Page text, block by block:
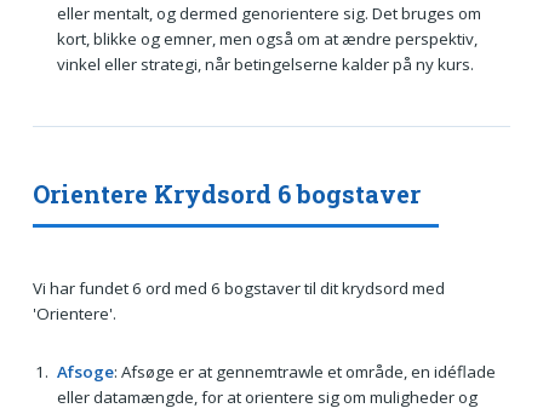
eller mentalt, og dermed genorientere sig. Det bruges om
kort, blikke og emner, men også om at ændre perspektiv,
vinkel eller strategi, når betingelserne kalder på ny kurs.
Orientere Krydsord 6 bogstaver
Vi har fundet 6 ord med 6 bogstaver til dit krydsord med
'Orientere'.
Afsoge: Afsøge er at gennemtrawle et område, en idéflade
eller datamængde, for at orientere sig om muligheder og